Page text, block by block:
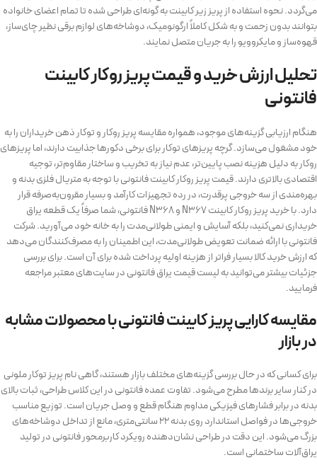
می‌گردد. نحوه استفاده از پریز زیر کابینت به گونه‌ای طراحی شده تا تمام اعضای خانواده
بتوانند بدون زحمت و به شکل کاملاً ارگونومیک، دوشاخه‌های لوازم برقی نظیر چای‌ساز،
قهوه‌ساز و مایکروویو را به جریان متصل نمایند.
تحلیل ارزش خرید و قیمت پریز روکار کابینت
فانتونی
هنگام ارزیابی گزینه‌های موجود، همواره مقایسه پریز روکار و توکار ذهن خریداران را به
خود مشغول می‌سازد. گرچه پریزهای توکار برای برخی دکورها جذابیت دارند، اما پریزهای
روکار به دلیل هزینه نصب پایین‌تر، عدم نیاز به تخریب و ساختار مقاوم‌تر، توجیه
اقتصادی بالاتری دارند. قیمت پریز روکار کابینت فانتونی با توجه به متریال فلزی بدنه و
بهره‌مندی از سه خروجی پرقدرت، در رده تجهیزات کارآمد و بسیار مقرون‌به‌صرفه قرار
دارد. با خرید پریز روکار کابینت N367 و N368 فانتونی، شما صرفاً یک قطعه یراق
خریداری نمی‌کنید، بلکه آسایش و ایمنی طولانی‌مدت را به خانه خود می‌آورید. شرکت
فانتونی با ارائه ضمانت تعویض طولانی‌مدت، این اطمینان را به مصرف‌کنندگان می‌دهد
که ارزش خرید کالا بسیار فراتر از هزینه اولیه پرداخت شده برای آن است. برای بررسی
جزئیات بیشتر می‌توانید به لیست قیمت یراق فانتونی در سایت‌های معتبر مراجعه
فرمایید.
مقایسه کارایی پریز کابینت فانتونی با محصولات مشابه
در بازار
برای کسانی که در حال بررسی گزینه‌های مختلف بازار هستند، گاهی نام پریز توکار ملونی
در کنار سایر برندها مطرح می‌شود. تفاوت عمده فانتونی در این کلاس طراحی، ثبات بالای
بدنه در برابر فشارهای فیزیکی مداوم هنگام قطع و وصل جریان است. توزیع مناسب
خروجی‌ها در فواصل استاندارد روی بدنه ۲۲ سانتی‌متری، مانع از تداخل دوشاخه‌های
بزرگ می‌شود. این دقت در طراحی نشان‌دهنده رویکرد کاربرمحور فانتونی در تولید
یراق‌آلات ساختمانی است.